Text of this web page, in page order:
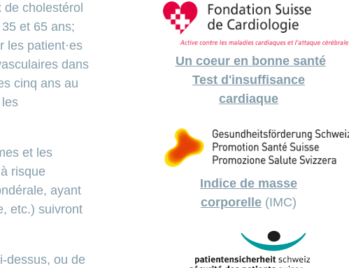
cholestérol
et 65 ans;
les patient·es
dans
cinq ans au
et les
risque
ayant
etc.) suivront
dessus, ou de
Un coeur en bonne santé
Test d'insuffisance
cardiaque
Indice de masse
corporelle (IMC)